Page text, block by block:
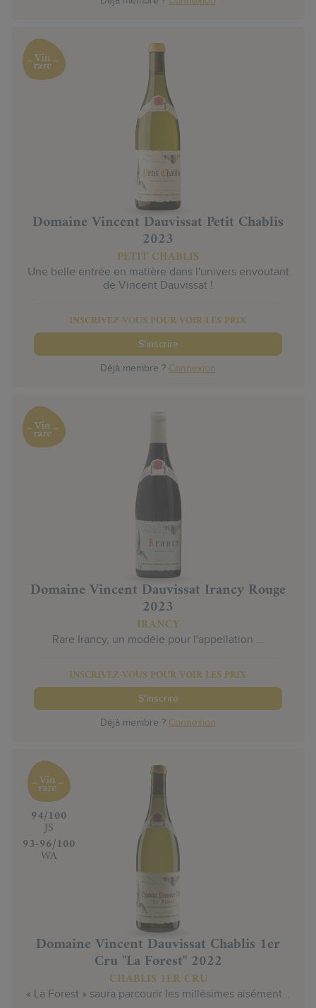
Domaine Vincent Dauvissat Petit Chablis
2023
PETIT CHABLIS
Une belle entrée en matière dans l'univers envoutant
de Vincent Dauvissat !
INSCRIVEZ-VOUS POUR VOIR LES PRIX
S'inscrire
Déjà membre ? Connexion
Domaine Vincent Dauvissat Irancy Rouge
2023
IRANCY
Rare Irancy, un modèle pour l'appellation ...
INSCRIVEZ-VOUS POUR VOIR LES PRIX
S'inscrire
Déjà membre ? Connexion
‍94/100
JS
‍93-96/100
WA
Domaine Vincent Dauvissat Chablis 1er
Cru "La Forest" 2022
CHABLIS 1ER CRU
« La Forest » saura parcourir les millésimes aisément…